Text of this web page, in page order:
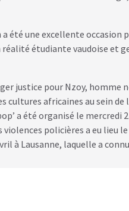
a été une excellente
étudiante vaudoise et
justice pour Nzoy, homme
africaines au sein de
a été organisé le
policières a eu lieu
à Lausanne, laquelle a